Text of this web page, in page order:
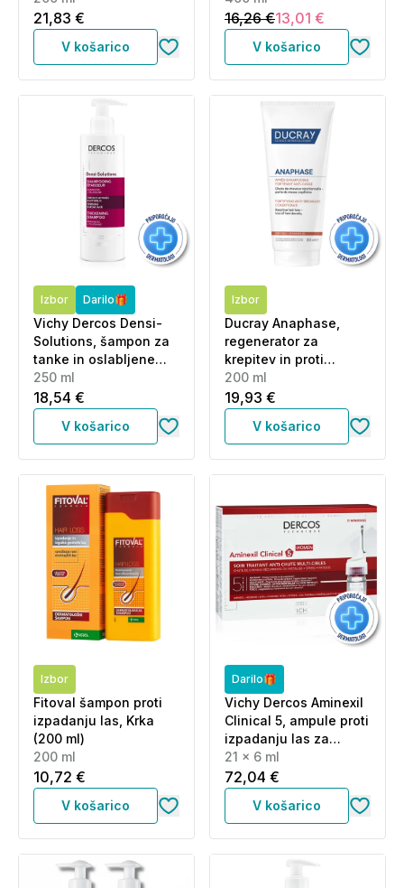
21,83 €
V košarico
16,26 €13,01 €
V košarico
Izbor Darilo🎁
Vichy Dercos Densi-
Solutions, šampon za
tanke in oslabljene
lase (250 ml)
250 ml
18,54 €
V košarico
Izbor
Ducray Anaphase,
regenerator za
krepitev in proti
lomljenju las (200 ml)
200 ml
19,93 €
V košarico
Izbor
Fitoval šampon proti
izpadanju las, Krka
(200 ml)
200 ml
10,72 €
V košarico
Darilo🎁
Vichy Dercos Aminexil
Clinical 5, ampule proti
izpadanju las za
ženske (21 x 6 ml)
21 x 6 ml
72,04 €
V košarico